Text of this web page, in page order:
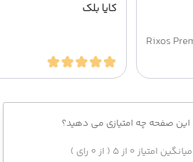
Rixos
کایا بلک
این صفحه چه امتیازی می دهید؟
میانگین امتیاز 0 از 5 ( از 0 رای )